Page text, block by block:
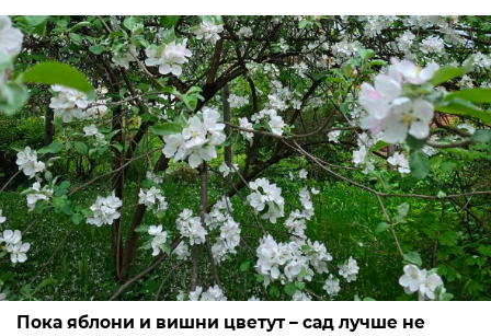
Пока яблони и вишни цветут – сад лучше не